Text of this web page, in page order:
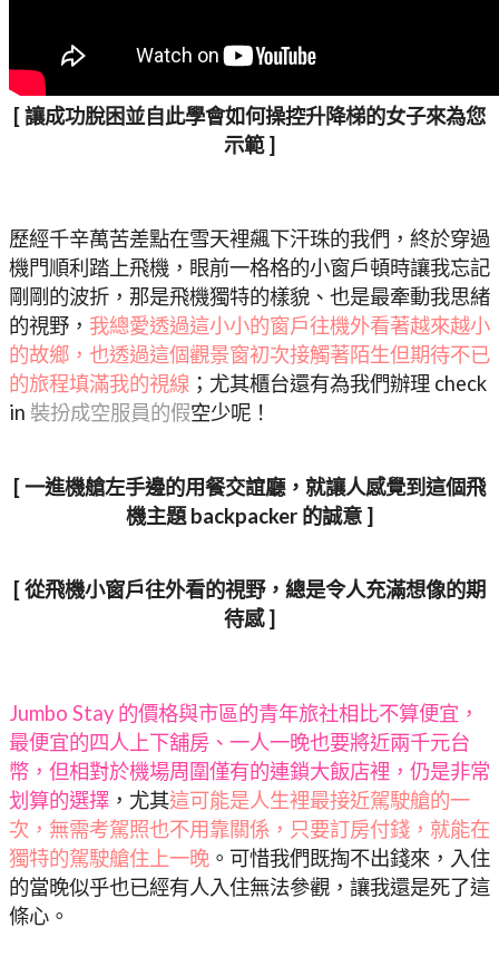
[ 讓成功脫困並自此學會如何操控升降梯的女子來為您
示範 ]
歷經千辛萬苦差點在雪天裡飆下汗珠的我們，終於穿過
機門順利踏上飛機，眼前一格格的小窗戶頓時讓我忘記
剛剛的波折，那是飛機獨特的樣貌、也是最牽動我思緒
的視野， 我總愛透過這小小的窗戶往機外看著越來越小
的故鄉，也透過這個觀景窗初次接觸著陌生但期待不已
的旅程填滿我的視線 ；尤其櫃台還有為我們辦理 check
in 裝扮成空服員的假空少呢！
[ 一進機艙左手邊的用餐交誼廳，就讓人感覺到這個飛
機主題 backpacker 的誠意 ]
[ 從飛機小窗戶往外看的視野，總是令人充滿想像的期
待感 ]
Jumbo Stay 的價格與市區的青年旅社相比不算便宜，
最便宜的四人上下舖房、一人一晚也要將近兩千元台
幣，但相對於機場周圍僅有的連鎖大飯店裡，仍是非常
划算的選擇 ，尤其這可能是人生裡最接近駕駛艙的一
次，無需考駕照也不用靠關係，只要訂房付錢，就能在
獨特的駕駛艙住上一晚 。可惜我們既掏不出錢來，入住
的當晚似乎也已經有人入住無法參觀，讓我還是死了這
條心。